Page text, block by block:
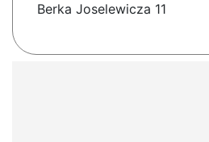
Berka Joselewicza 11